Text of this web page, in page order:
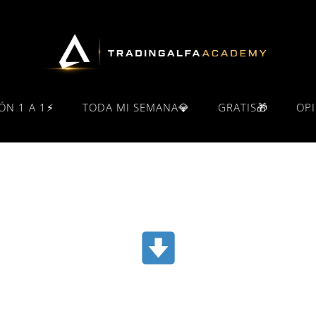
1 A 1⚡ TODA MI SEMANA💎 GRATIS🎁